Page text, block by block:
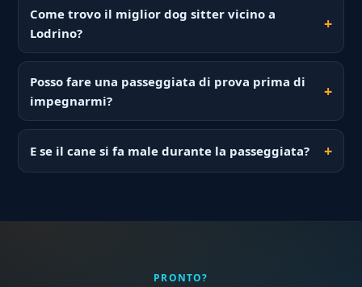
Come trovo il miglior dog sitter vicino a
Lodrino?
Posso fare una passeggiata di prova prima di
impegnarmi?
E se il cane si fa male durante la passeggiata?
PRONTO?